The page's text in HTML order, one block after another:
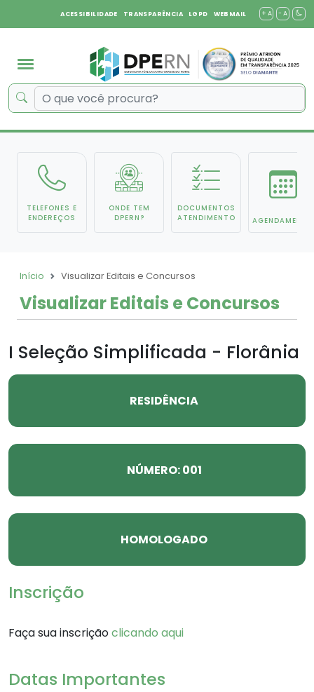
ACESSIBILIDADE TRANSPARÊNCIA LGPD WEBMAIL + A - A
TELEFONES E
ENDEREÇOS
ONDE TEM
DPERN?
DOCUMENTOS
ATENDIMENTO
AGENDAMENTO
Início Visualizar Editais e Concursos
Visualizar Editais e Concursos
I Seleção Simplificada - Florânia
RESIDÊNCIA
NÚMERO: 001
HOMOLOGADO
Inscrição
Faça sua inscriçãoclicando aqui
Datas Importantes